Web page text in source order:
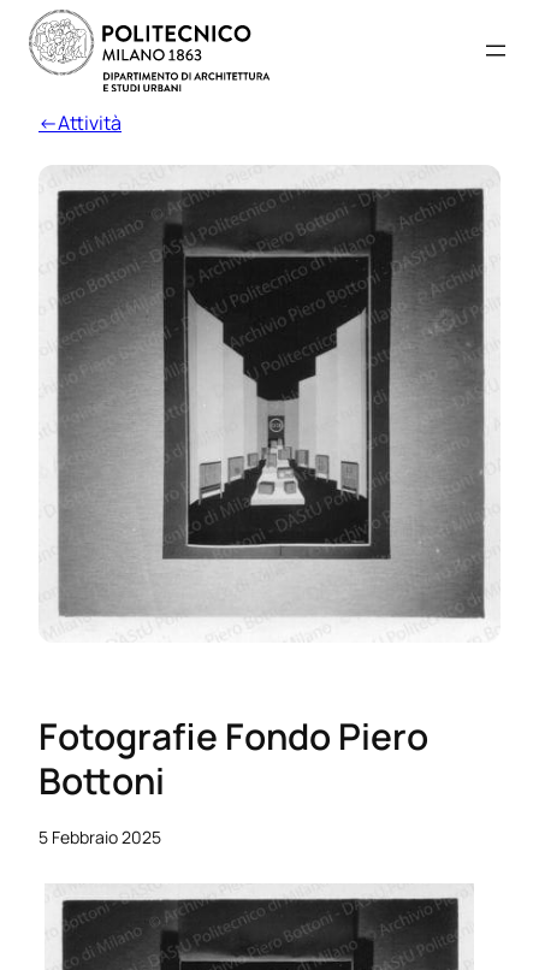
←Attività
Fotografie Fondo Piero
Bottoni
5 Febbraio 2025